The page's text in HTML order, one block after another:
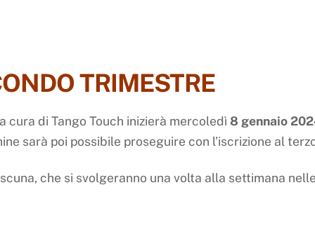
TRIMESTRE
cura diTango Touch inizierà mercoledì8 gennaio
sarà poi possibile proseguire con l’iscrizione al
che si svolgeranno una volta alla settimana